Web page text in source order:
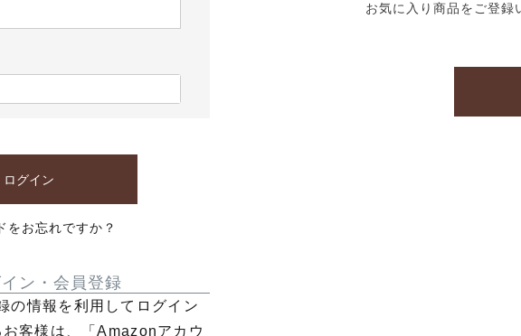
ログイン
をお忘れですか？
ン・会員登録
の情報を利用してログイン
客様は、「Amazonアカウ
お気に入り商品をご登録